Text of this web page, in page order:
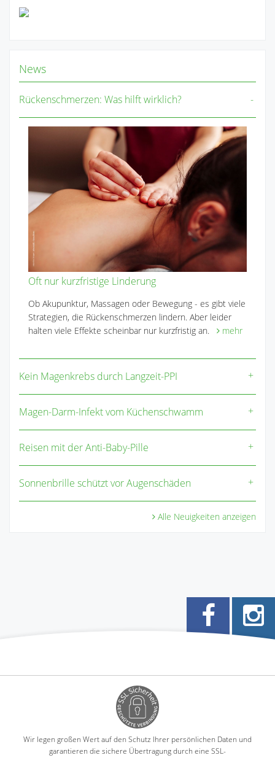
News
Rückenschmerzen: Was hilft wirklich?
Oft nur kurzfristige Linderung
Ob Akupunktur, Massagen oder Bewegung - es gibt viele
Strategien, die Rückenschmerzen lindern. Aber leider
halten viele Effekte scheinbar nur kurzfristig an.
mehr
Kein Magenkrebs durch Langzeit-PPI
Magen-Darm-Infekt vom Küchenschwamm
Reisen mit der Anti-Baby-Pille
Sonnenbrille schützt vor Augenschäden
Alle Neuigkeiten anzeigen
Wir legen großen Wert auf den Schutz Ihrer persönlichen Daten und
garantieren die sichere Übertragung durch eine SSL-